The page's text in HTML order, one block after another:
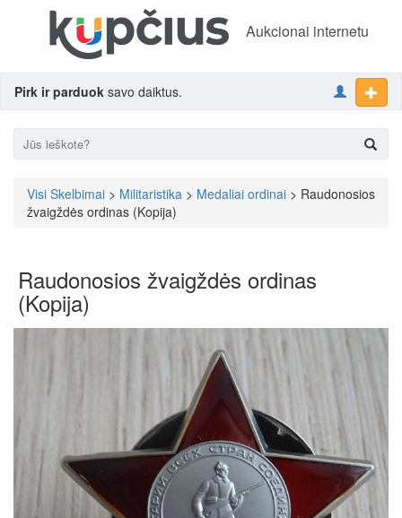
Aukcionai internetu
Pirk ir parduok savo daiktus.
Visi Skelbimai > Militaristika > Medaliai ordinai > Raudonosios
žvaigždės ordinas (Kopija)
Raudonosios žvaigždės ordinas
(Kopija)